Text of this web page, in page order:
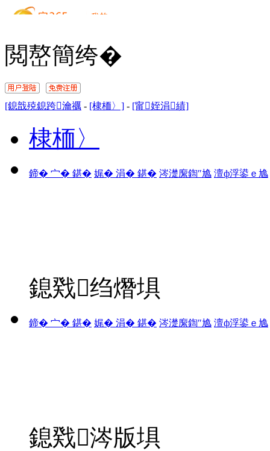
閲嶅簡绔�
[鎴戠殑鎴跨瀹禲 - [棣栭〉] - [甯姪涓績]
棣栭〉
鍗� 宀� 鍖� 娓� 涓� 鍖� 涔濋緳鍧″尯 澶ф浮鍙ｅ尯
鎴戣绉熸埧
鍗� 宀� 鍖� 娓� 涓� 鍖� 涔濋緳鍧″尯 澶ф浮鍙ｅ尯
鎴戣涔版埧